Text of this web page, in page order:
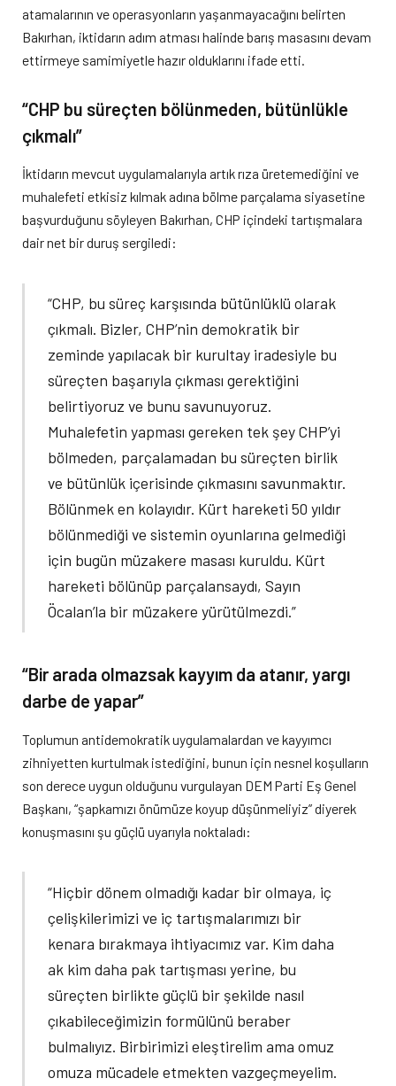
atamalarının ve operasyonların yaşanmayacağını belirten
Bakırhan, iktidarın adım atması halinde barış masasını devam
ettirmeye samimiyetle hazır olduklarını ifade etti.
“CHP bu süreçten bölünmeden, bütünlükle
çıkmalı”
İktidarın mevcut uygulamalarıyla artık rıza üretemediğini ve
muhalefeti etkisiz kılmak adına bölme parçalama siyasetine
başvurduğunu söyleyen Bakırhan, CHP içindeki tartışmalara
dair net bir duruş sergiledi:
“CHP, bu süreç karşısında bütünlüklü olarak
çıkmalı. Bizler, CHP’nin demokratik bir
zeminde yapılacak bir kurultay iradesiyle bu
süreçten başarıyla çıkması gerektiğini
belirtiyoruz ve bunu savunuyoruz.
Muhalefetin yapması gereken tek şey CHP’yi
bölmeden, parçalamadan bu süreçten birlik
ve bütünlük içerisinde çıkmasını savunmaktır.
Bölünmek en kolayıdır. Kürt hareketi 50 yıldır
bölünmediği ve sistemin oyunlarına gelmediği
için bugün müzakere masası kuruldu. Kürt
hareketi bölünüp parçalansaydı, Sayın
Öcalan’la bir müzakere yürütülmezdi.”
“Bir arada olmazsak kayyım da atanır, yargı
darbe de yapar”
Toplumun antidemokratik uygulamalardan ve kayyımcı
zihniyetten kurtulmak istediğini, bunun için nesnel koşulların
son derece uygun olduğunu vurgulayan DEM Parti Eş Genel
Başkanı, “şapkamızı önümüze koyup düşünmeliyiz” diyerek
konuşmasını şu güçlü uyarıyla noktaladı:
“Hiçbir dönem olmadığı kadar bir olmaya, iç
çelişkilerimizi ve iç tartışmalarımızı bir
kenara bırakmaya ihtiyacımız var. Kim daha
ak kim daha pak tartışması yerine, bu
süreçten birlikte güçlü bir şekilde nasıl
çıkabileceğimizin formülünü beraber
bulmalıyız. Birbirimizi eleştirelim ama omuz
omuza mücadele etmekten vazgeçmeyelim.